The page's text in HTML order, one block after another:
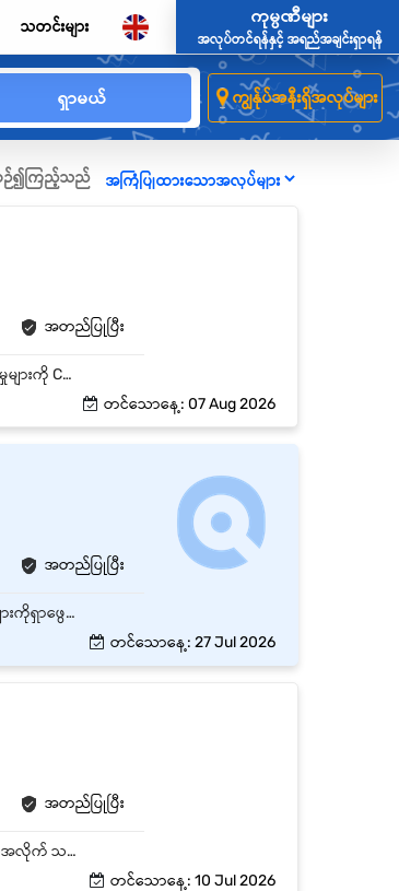
သတင်းများ
ကုမ္ပဏီများ
အလုပ်တင်ရန်နှင့် အရည်အချင်းရှာရန်
ရှာမယ် ကျွန်ုပ်အနီးရှိအလုပ်များ
ဉ်၍ကြည့်သည်
အတည်ပြုပြီး
1. Customer အသစ်များ ရှာဖွေ၍ အရောင်းအခွင့်အလမ်းများ ဖန်တီးခြင်း။ 2. ကုမ္ပဏီ၏ ထုတ်ကုန်များနှင့် ဝန်ဆောင်မှုများကို Customer များထံ မိတ်ဆက်ရောင်းချခြင်း။ 3. သတ်မှတ်ထားသော Sales Target များ ပြည့်မီအောင် ဆောင်ရွက်ခြင်း။ 4. Customer များနှင့် ရေရှည်ဆက်ဆံရေးကောင်းမွန်စွာ ထိန်းသိမ်းခြင်း။ 5. Customer Visit, Meeting နှင့် Follow-up များ ဆောင်ရွက်ခြင်း။ 6. Market Research ပြုလုပ်၍ စျေးကွက်အခြေအနေများနှင့် ပြိုင်ဘက်လုပ်ငန်းများကို လေ့လာသုံးသပ်ခြင်း။ 7. Marketing Plan နှင့် Campaign များ ရေးဆွဲအကောင်အထည်ဖော်ခြင်း။ 8. Social Media Platform များကို စီမံခန့်ခွဲ၍ Brand Awareness တိုးတက်စေရန် ဆောင်ရွက်ခြင်း။ 9. Promotion Activities, Events နှင့် Marketing Programs များတွင် ပါဝင်ဆောင်ရွက်ခြင်း။ 10. Management Team နှင့် ပူးပေါင်း၍ လုပ်ငန်းရည်မှန်းချက်များ အောင်မြင်စေရန် ဆောင်ရွက်ခြင်း။ 11.ကုမ္ပဏီ၏ Brand Image နှင့် Professional Standard များကို ထိန်းသိမ်းလိုက်နာခြင်း။
တင်သောနေ့: 07 Aug 2026
အတည်ပြုပြီး
✅ Delivery Service လုပ်ငန်းရဲ့ အဓိက Client များဖြစ်သော Online Shop များ၊ e-Commerce လုပ်ငန်းအသစ်များကိုရှာဖွေရန် ✅ ရှာဖွေထားသော Online Shop များ၊ e-Commerce လုပ်ငန်းများ နှင့် Appointment များရယူပြီး မိမိ Delivery Service လုပ်ငန်းကို ရွေးချယ်အသုံးပြုလာစေရန် မိမိလုပ်ငန်းနှင့်ပတ်သက်၍ အသေးစိတ်ရှင်းပြခြင်း ✅ ရရှိလာသော Client အသစ် များကို Operation Team နှင့် ချိတ်ဆက်ပေးခြင်း ✅ လစဉ် Sales Plan များရေးဆွဲ၍ အကောင်အထည်ဖေါ်ဆောင်ရွက်နိုင်ရန်တင်ပြခြင်း
တင်သောနေ့: 27 Jul 2026
အတည်ပြုပြီး
● ဆိုင်တွင်းနှင့်Customerများကို ဖုန်းမော်ဒယ်များ၊ ဈေးနှုန်းများရှင်းလင်းမိတ်ဆက်ရမည်။ ● Customer လိုအပ်ချက်အလိုက် သင့်တော်သောဖုန်းများ ရွေးချယ်အကြံပြု၍ အရောင်းပိတ်သိမ်းရမည်။ ● ဆိုင်ပြသမှု၊ ပစ္စည်းခင်းကျင်းစီစဉ်မှုနှင့် သန့်ရှင်းသပ်ရပ်မှုကို စနစ်တကျထိန်းသိမ်းရမည်။ ● နေ့စဉ်အရောင်းမှတ်တမ်းများ၊ စတော့အခြေအနေများနှင့် အခြားလိုအပ်သည့်အစီရင်ခံစာများ တင်ပြရမည်။ ● ဖောက်သည်မေးမြန်းမှုများ၊ အကြံပြုချက်များနှင့် ပြဿနာများကို ယဉ်ကျေးပျူငှာစွာ ကိုင်တွယ်ဖြေရှင်းရမည်။
တင်သောနေ့: 10 Jul 2026